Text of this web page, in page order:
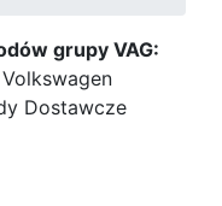
grupy VAG:
Dostawcze